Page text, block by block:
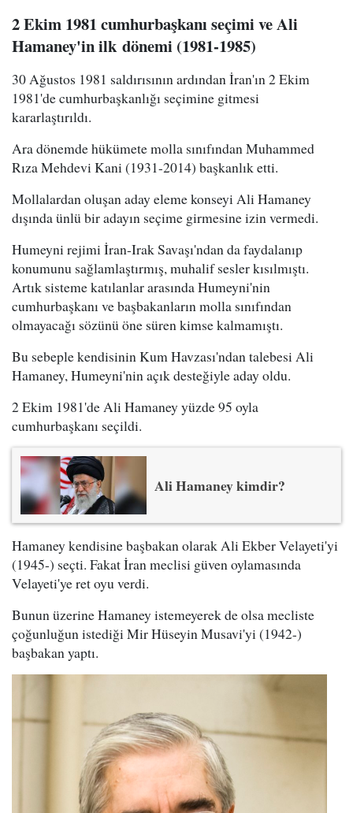
2 Ekim 1981 cumhurbaşkanı seçimi ve Ali
Hamaney'in ilk dönemi (1981-1985)
30 Ağustos 1981 saldırısının ardından İran'ın 2 Ekim
1981'de cumhurbaşkanlığı seçimine gitmesi
kararlaştırıldı.
Ara dönemde hükümete molla sınıfından Muhammed
Rıza Mehdevi Kani (1931-2014) başkanlık etti.
Mollalardan oluşan aday eleme konseyi Ali Hamaney
dışında ünlü bir adayın seçime girmesine izin vermedi.
Humeyni rejimi İran-Irak Savaşı'ndan da faydalanıp
konumunu sağlamlaştırmış, muhalif sesler kısılmıştı.
Artık sisteme katılanlar arasında Humeyni'nin
cumhurbaşkanı ve başbakanların molla sınıfından
olmayacağı sözünü öne süren kimse kalmamıştı.
Bu sebeple kendisinin Kum Havzası'ndan talebesi Ali
Hamaney, Humeyni'nin açık desteğiyle aday oldu.
2 Ekim 1981'de Ali Hamaney yüzde 95 oyla
cumhurbaşkanı seçildi.
Ali Hamaney kimdir?
Hamaney kendisine başbakan olarak Ali Ekber Velayeti'yi
(1945-) seçti. Fakat İran meclisi güven oylamasında
Velayeti'ye ret oyu verdi.
Bunun üzerine Hamaney istemeyerek de olsa mecliste
çoğunluğun istediği Mir Hüseyin Musavi'yi (1942-)
başbakan yaptı.